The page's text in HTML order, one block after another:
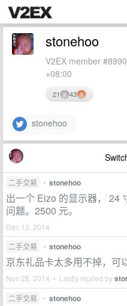
stonehoo
V2EX member
+08:00
21 43
stonehoo
二手交易 • stonehoo
出一个 Eizo 的显示器， 24
问题。2500 元。
Dec 12, 2014
二手交易
• stonehoo
京东礼品卡太多用不掉，可
Nov 28, 2014 • Lastly replied by
二手交易 • stonehoo